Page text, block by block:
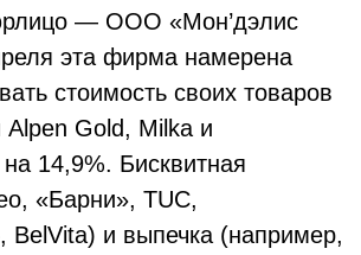
— ООО «Мон’дэлис
эта фирма намерена
стоимость своих товаров
Gold, Milka и
14,9%. Бисквитная
«Барни», TUC,
и выпечка (например,